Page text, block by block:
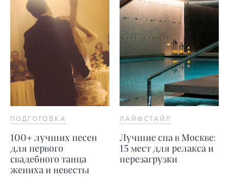
ПОДГОТОВКА
100+ лучших песен
для первого
свадебного танца
жениха и невесты
ЛАЙФСТАЙЛ
Лучшие спа в Москве:
15 мест для релакса и
перезагрузки